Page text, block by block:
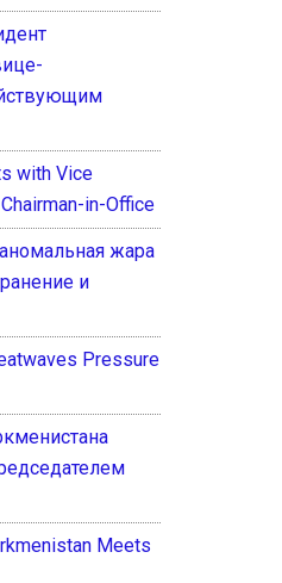
with Vice
in-Office
жара
и
Pressure
Meets